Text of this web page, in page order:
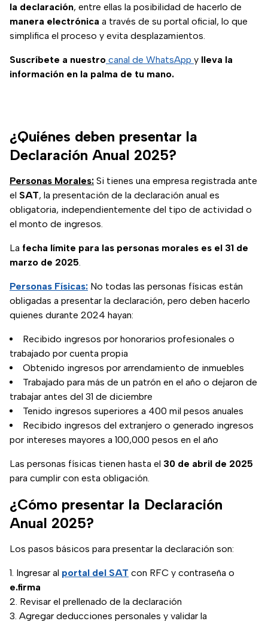
la declaración, entre ellas la posibilidad de hacerlo de
manera electrónica a través de su portal oficial, lo que
simplifica el proceso y evita desplazamientos.
Suscríbete a nuestro canal de WhatsApp y lleva la
información en la palma de tu mano.
¿Quiénes deben presentar la
Declaración Anual 2025?
Personas Morales: Si tienes una empresa registrada ante
el SAT, la presentación de la declaración anual es
obligatoria, independientemente del tipo de actividad o
el monto de ingresos.
La fecha límite para las personas morales es el 31 de
marzo de 2025.
Personas Físicas: No todas las personas físicas están
obligadas a presentar la declaración, pero deben hacerlo
quienes durante 2024 hayan:
Recibido ingresos por honorarios profesionales o
trabajado por cuenta propia
Obtenido ingresos por arrendamiento de inmuebles
Trabajado para más de un patrón en el año o dejaron de
trabajar antes del 31 de diciembre
Tenido ingresos superiores a 400 mil pesos anuales
Recibido ingresos del extranjero o generado ingresos
por intereses mayores a 100,000 pesos en el año
Las personas físicas tienen hasta el 30 de abril de 2025
para cumplir con esta obligación.
¿Cómo presentar la Declaración
Anual 2025?
Los pasos básicos para presentar la declaración son:
Ingresar al portal del SAT con RFC y contraseña o
e.firma
Revisar el prellenado de la declaración
Agregar deducciones personales y validar la